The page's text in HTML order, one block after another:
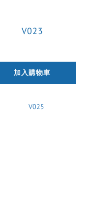
V023
加入購物車